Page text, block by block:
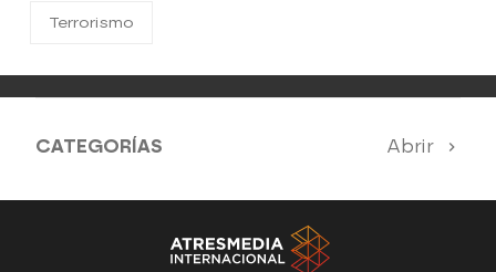
Terrorismo
CATEGORÍAS Abrir
Antena 3 Noticias El Hormiguero
Tu cara me suena Pasapalabra